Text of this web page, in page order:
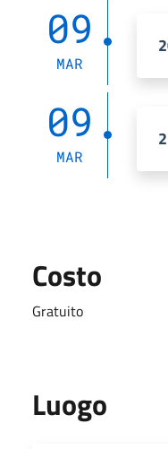
09
MAR
09
MAR
Costo
Gratuito
Luogo